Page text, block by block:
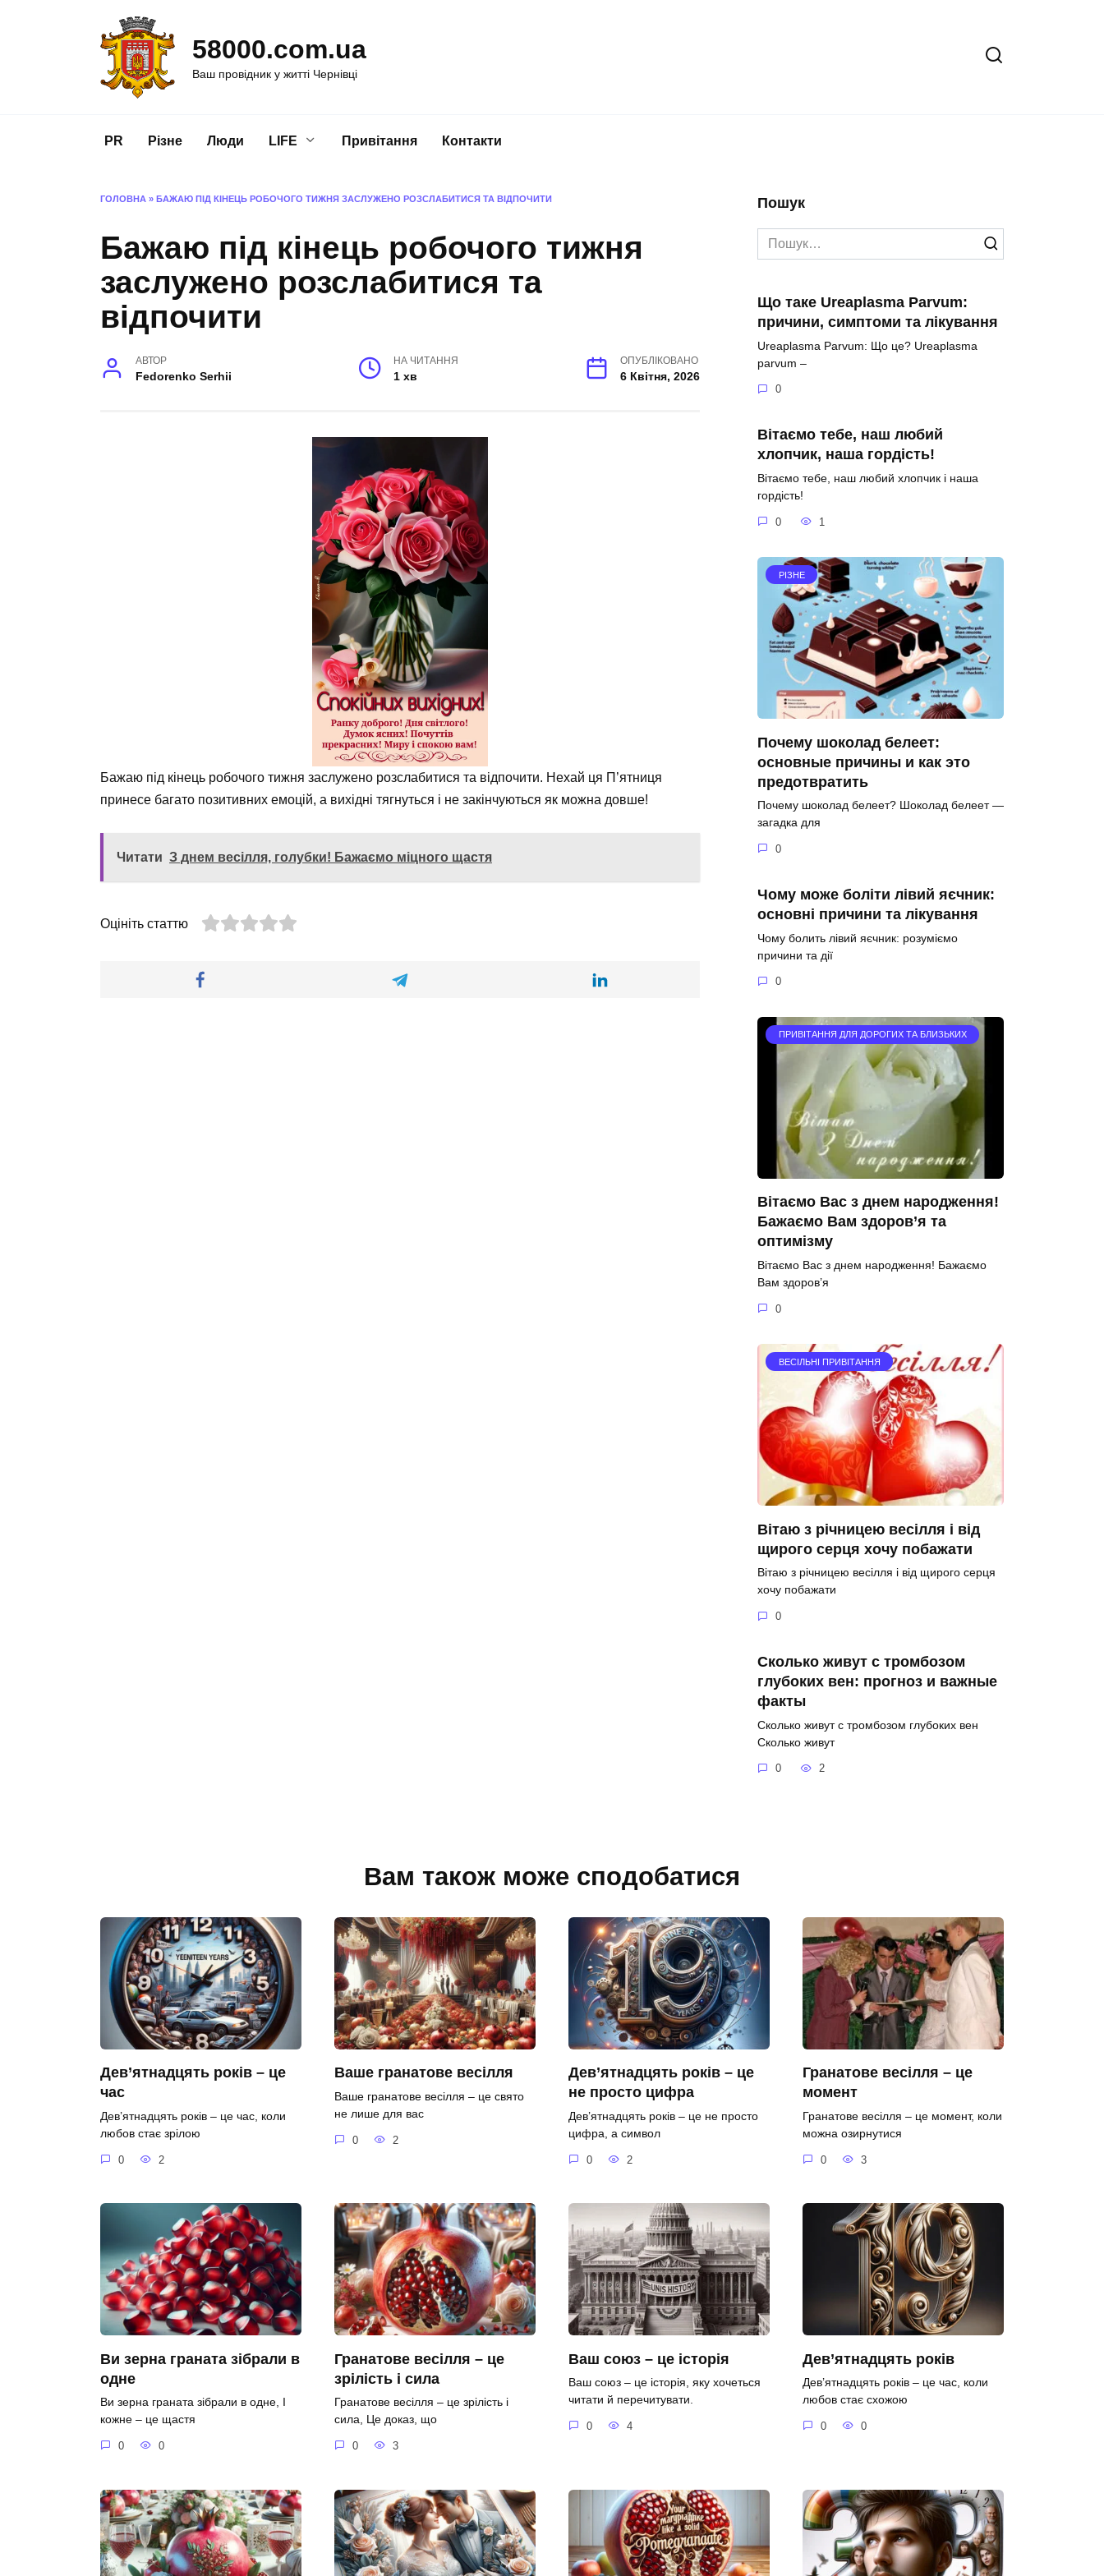
58000.com.ua
Ваш провідник у житті Чернівці
PR Різне Люди LIFE Привітання Контакти
ГОЛОВНА » БАЖАЮ ПІД КІНЕЦЬ РОБОЧОГО ТИЖНЯ ЗАСЛУЖЕНО РОЗСЛАБИТИСЯ ТА ВІДПОЧИТИ
Бажаю під кінець робочого тижня
заслужено розслабитися та
відпочити
АВТОР
Fedorenko Serhii
НА ЧИТАННЯ
1 хв
ОПУБЛІКОВАНО
6 Квітня, 2026
Бажаю під кінець робочого тижня заслужено розслабитися та відпочити. Нехай ця П’ятниця
принесе багато позитивних емоцій, а вихідні тягнуться і не закінчуються як можна довше!
Читати З днем весілля, голубки! Бажаємо міцного щастя
Оцініть статтю
Пошук
Search
for:
Що таке Ureaplasma Parvum:
причини, симптоми та лікування
Ureaplasma Parvum: Що це? Ureaplasma
parvum –
0
Вітаємо тебе, наш любий
хлопчик, наша гордість!
Вітаємо тебе, наш любий хлопчик і наша
гордість!
0 1
РІЗНЕ
Почему шоколад белеет:
основные причины и как это
предотвратить
Почему шоколад белеет? Шоколад белеет —
загадка для
0
Чому може боліти лівий яєчник:
основні причини та лікування
Чому болить лівий яєчник: розуміємо
причини та дії
0
ПРИВІТАННЯ ДЛЯ ДОРОГИХ ТА БЛИЗЬКИХ
Вітаємо Вас з днем народження!
Бажаємо Вам здоров’я та
оптимізму
Вітаємо Вас з днем народження! Бажаємо
Вам здоров’я
0
ВЕСІЛЬНІ ПРИВІТАННЯ
Вітаю з річницею весілля і від
щирого серця хочу побажати
Вітаю з річницею весілля і від щирого серця
хочу побажати
0
Сколько живут с тромбозом
глубоких вен: прогноз и важные
факты
Сколько живут с тромбозом глубоких вен
Сколько живут
0 2
Вам також може сподобатися
Дев’ятнадцять років – це
час
Дев’ятнадцять років – це час, коли
любов стає зрілою
0 2
Ваше гранатове весілля
Ваше гранатове весілля – це свято
не лише для вас
0 2
Дев’ятнадцять років – це
не просто цифра
Дев’ятнадцять років – це не просто
цифра, а символ
0 2
Гранатове весілля – це
момент
Гранатове весілля – це момент, коли
можна озирнутися
0 3
Ви зерна граната зібрали в
одне
Ви зерна граната зібрали в одне, І
кожне – це щастя
0 0
Гранатове весілля – це
зрілість і сила
Гранатове весілля – це зрілість і
сила, Це доказ, що
0 3
Ваш союз – це історія
Ваш союз – це історія, яку хочеться
читати й перечитувати.
0 4
Дев’ятнадцять років
Дев’ятнадцять років – це час, коли
любов стає схожою
0 0